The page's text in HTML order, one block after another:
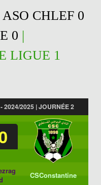
ASO CHLEF 0
0 |
LIGUE 1
2024/2025 | JOURNÉE 2
CSConstantine